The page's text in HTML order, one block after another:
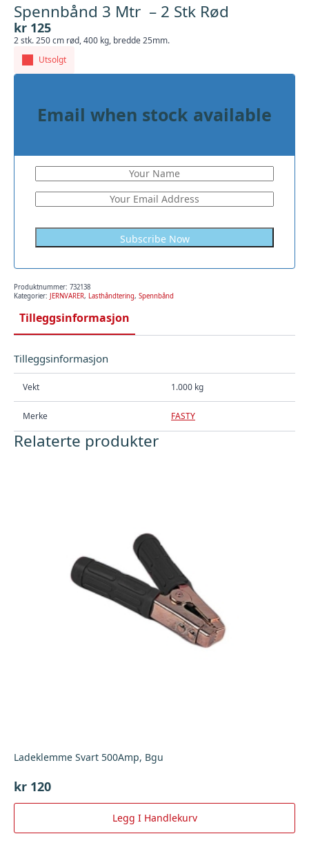
Spennbånd 3 Mtr – 2 Stk Rød
kr 125
2 stk. 250 cm rød, 400 kg, bredde 25mm.
Utsolgt
Email when stock available
Subscribe Now
Produktnummer: 732138
Kategorier: JERNVARER, Lasthåndtering, Spennbånd
Tilleggsinformasjon
Tilleggsinformasjon
Vekt 1.000 kg
Merke FASTY
Relaterte produkter
Ladeklemme Svart 500Amp, Bgu
kr 120
Legg I Handlekurv